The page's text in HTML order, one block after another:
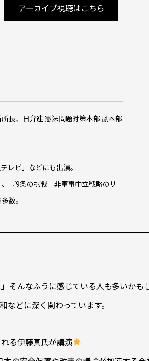
アーカイブ視聴はこちら
長、日弁連 憲法問題対策本部 副本部
レビ」などにも出演。
、『9条の挑戦 非軍事中立戦略のリ
数。
そんなふうに感じている人も多いかも
どに深く関わっています。
る伊藤真氏が講演